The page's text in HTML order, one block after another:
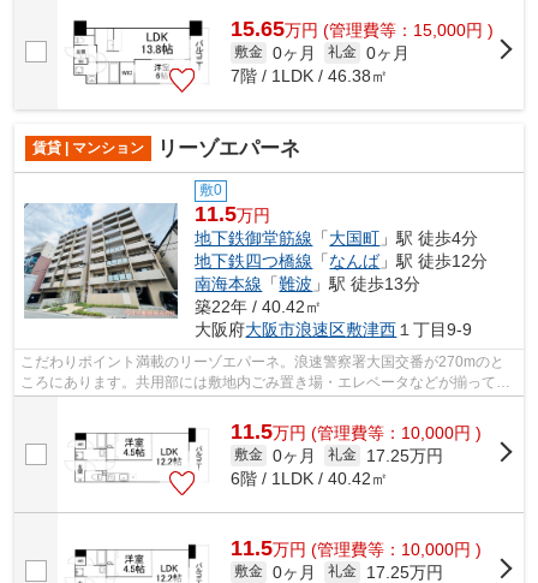
15.65万円 (管理費等：15,000円 )
敷金 0ヶ月 礼金 0ヶ月
7階 / 1LDK / 46.38㎡
賃貸 | マンション リーゾエパーネ
敷0
11.5万円
地下鉄御堂筋線 「大国町 」駅 徒歩4分
地下鉄四つ橋線 「なんば」駅 徒歩12分
南海本線 「難波 」駅 徒歩13分
築22年 / 40.42㎡
大阪府大阪市浪速区敷津西 １丁目9-9
こだわりポイント満載のリーゾエパーネ。浪速警察署大国交番が270mのと
ころにあります。共用部には敷地内ごみ置き場・エレベータなどが揃ってお
11.5万円 (管理費等：10,000円 )
敷金 0ヶ月 礼金
17.25万円
6階 / 1LDK / 40.42㎡
11.5万円 (管理費等：10,000円 )
敷金 0ヶ月 礼金
17.25万円